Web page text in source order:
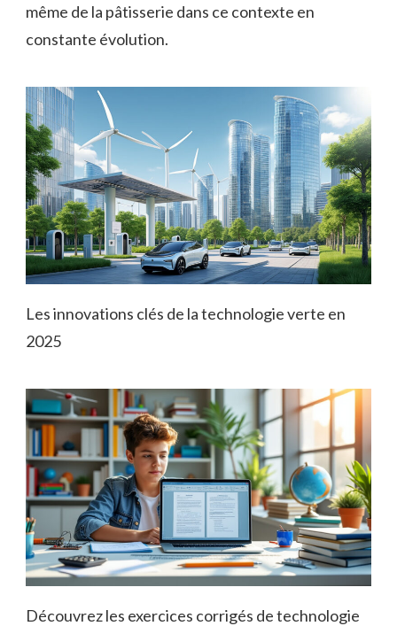
même de la pâtisserie dans ce contexte en
constante évolution.
Les innovations clés de la technologie verte en
2025
Découvrez les exercices corrigés de technologie